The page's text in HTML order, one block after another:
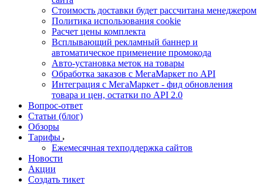
Стоимость доставки будет рассчитана менеджером
Политика использования cookie
Расчет цены комплекта
Всплывающий рекламный баннер и
автоматическое применение промокода
Авто-установка меток на товары
Обработка заказов с МегаМаркет по API
Интеграция с МегаМаркет - фид обновления
товара и цен, остатки по API 2.0
Вопрос-ответ
Статьи (блог)
Обзоры
Тарифы
Ежемесячная техподдержка сайтов
Новости
Акции
Создать тикет